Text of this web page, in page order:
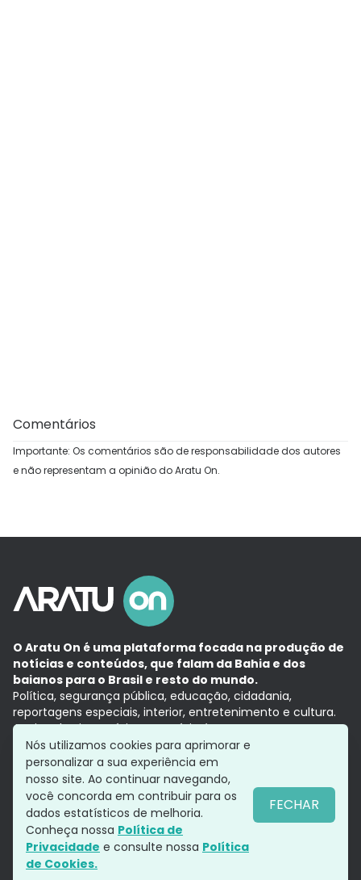
Comentários
Importante: Os comentários são de responsabilidade dos autores
e não representam a opinião do Aratu On.
O Aratu On é uma plataforma focada na produção de
notícias e conteúdos, que falam da Bahia e dos
baianos para o Brasil e resto do mundo.
Política, segurança pública, educação, cidadania,
reportagens especiais, interior, entretenimento e cultura.
Aqui, tudo vira notícia e a notícia é no tempo presente,
com a credibilidade do Grupo Aratu.
Grupo Aratu
Política de privacidade
Siga-nos
Nós utilizamos cookies para aprimorar e
personalizar a sua experiência em
nosso site. Ao continuar navegando,
você concorda em contribuir para os
dados estatísticos de melhoria.
Conheça nossa Política de
Privacidade e consulte nossa Política
de Cookies.
FECHAR